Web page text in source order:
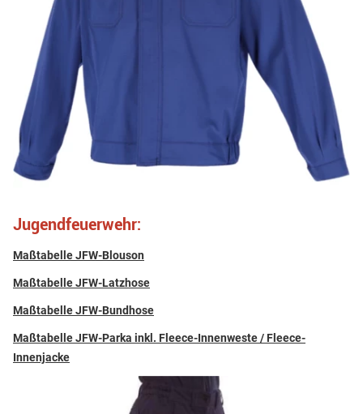
Jugendfeuerwehr:
Maßtabelle JFW-Blouson
Maßtabelle JFW-Latzhose
Maßtabelle JFW-Bundhose
Maßtabelle JFW-Parka inkl. Fleece-Innenweste / Fleece-
Innenjacke